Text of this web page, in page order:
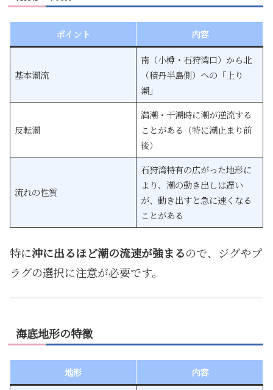
ポイント 内容
基本潮流
南（小樽・石狩湾口）から北
（積丹半島側）への「上り
潮」
反転潮
満潮・干潮時に潮が逆流する
ことがある（特に潮止まり前
後）
流れの性質
石狩湾特有の広がった地形に
より、潮の動き出しは遅い
が、動き出すと急に速くなる
ことがある
特に沖に出るほど潮の流速が強まるので、ジグやプ
ラグの選択に注意が必要です。
海底地形の特徴
地形 内容